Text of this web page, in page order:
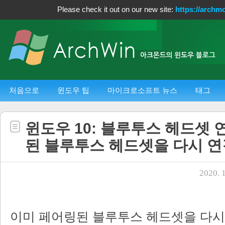
Please check it out on our new site: https://
처음으로 윈도우 팁 마이크로소프트 뉴스 태그
윈도우 10: 블루투스 헤드셋
된 블루투스 헤드셋을 다시
2020.
이미 페어링된 블루투스 헤드셋을 다